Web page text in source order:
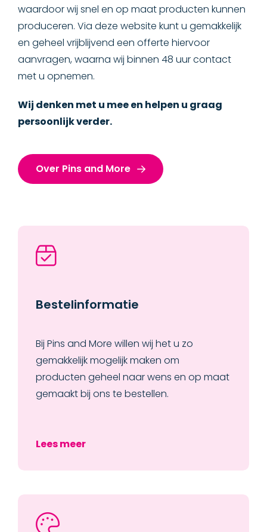
waardoor wij snel en op maat producten kunnen
produceren. Via deze website kunt u gemakkelijk
en geheel vrijblijvend een offerte hiervoor
aanvragen, waarna wij binnen 48 uur contact
met u opnemen.
Wij denken met u mee en helpen u graag
persoonlijk verder.
Over Pins and More
Bestelinformatie
Bij Pins and More willen wij het u zo
gemakkelijk mogelijk maken om
producten geheel naar wens en op maat
gemaakt bij ons te bestellen.
Lees meer